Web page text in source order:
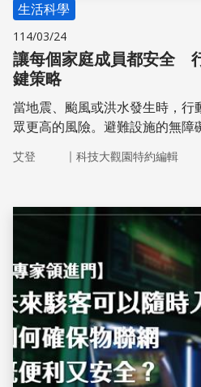
生活科學
114/03/24
讓每個家庭成員都安全
鍵策略
當地震、颱風或洪水發生時，行
眾更高的風險。避難設施的無障
境。 以輪椅使用者為例，在地震
變措施。然而，研究發現，若地
動而滑動，反而增加危險。除
警報傳遞過程中，可能因無法即
時間，視障者則可能因環境變動
困難，防災這件事，可以如何更
艾登 ｜ 科技大觀園特約編輯